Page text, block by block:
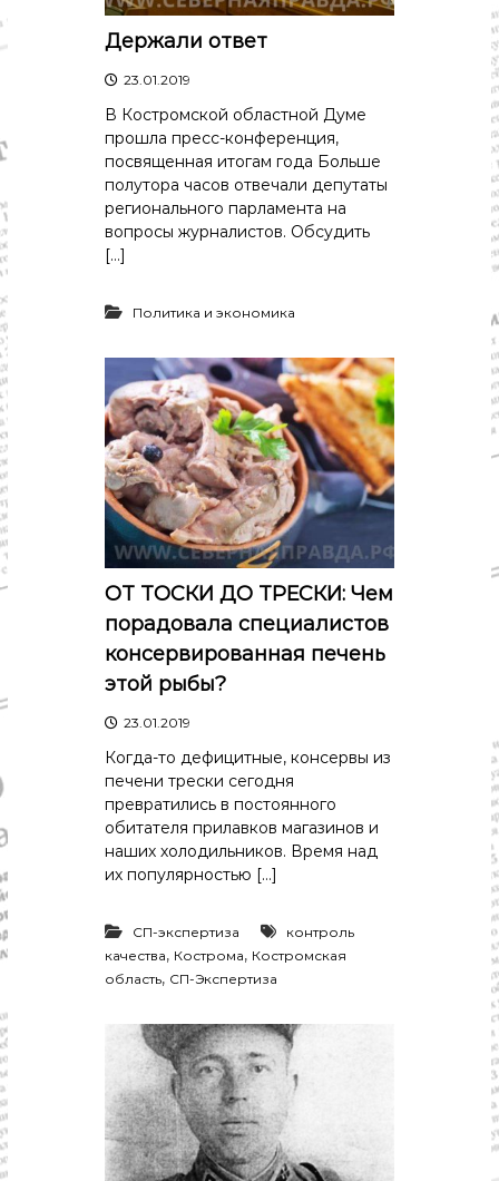
Держали ответ
23.01.2019
В Костромской областной Думе
прошла пресс-конференция,
посвященная итогам года Больше
полутора часов отвечали депутаты
регионального парламента на
вопросы журналистов. Обсудить
[…]
Политика и экономика
ОТ ТОСКИ ДО ТРЕСКИ: Чем
порадовала специалистов
консервированная печень
этой рыбы?
23.01.2019
Когда-то дефицитные, консервы из
печени трески сегодня
превратились в постоянного
обитателя прилавков магазинов и
наших холодильников. Время над
их популярностью […]
СП-экспертиза
контроль
качества, Кострома, Костромская
область, СП-Экспертиза